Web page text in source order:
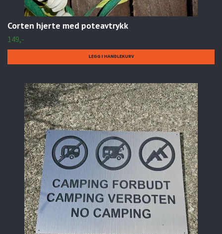
Corten hjerte med poteavtrykk
149,-
LEGG I HANDLEKURV